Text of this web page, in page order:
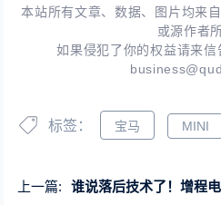
本站所有文章、数据、图片均来
或源作者
如果侵犯了你的权益请来信
标签： 宝马 MINI
上一篇:
谁说落后技术了！增程电动